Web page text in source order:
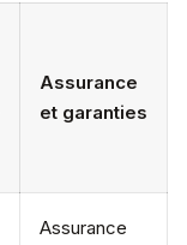
Assurance
et garanties
Assurance